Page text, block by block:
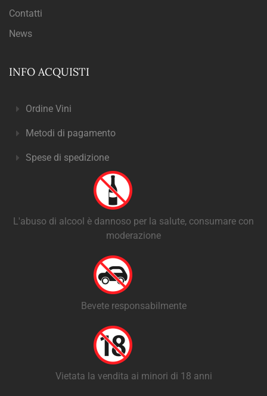
Contatti
News
INFO ACQUISTI
Ordine Vini
Metodi di pagamento
Spese di spedizione
L'abuso di alcool è dannoso per la salute, consumare con
moderazione
Bevete responsabilmente
Vietata la vendita ai minori di 18 anni